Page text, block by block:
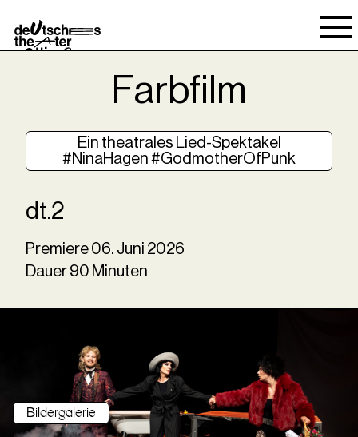
Spielraum
Farbfilm
Ein theatrales Lied-Spektakel
#NinaHagen #GodmotherOfPunk
dt.2
Premiere 06. Juni 2026
Dauer 90 Minuten
Bildergalerie